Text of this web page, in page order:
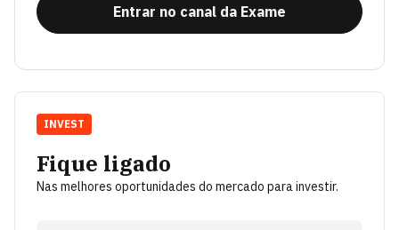
Entrar no canal da Exame
Fique ligado
Nas melhores oportunidades do mercado para investir.
INVEST